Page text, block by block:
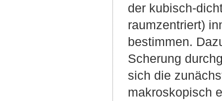
der kubisch-
raumzentriert)
bestimmen.
Scherung
sich die
makroskopisch